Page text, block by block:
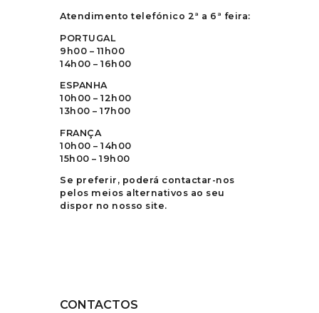
Atendimento telefónico 2ª a 6ª feira:
PORTUGAL
9h00 – 11h00
14h00 – 16h00
ESPANHA
10h00 – 12h00
13h00 – 17h00
FRANÇA
10h00 – 14h00
15h00 – 19h00
Se preferir, poderá contactar-nos
pelos meios alternativos ao seu
dispor no nosso site.
CONTACTOS